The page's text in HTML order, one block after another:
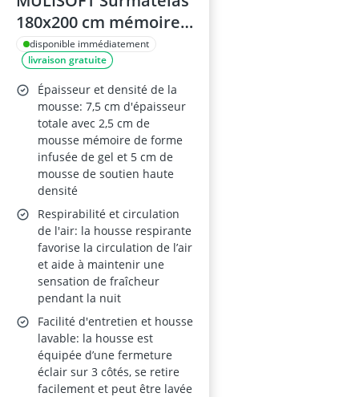
180x200 cm mémoire
de forme avec gel, 7,5
cm d’épaisseur -
lavable et respirant -
pour lit coffre, canapé-
lit et camping-car -
Oeko-Tex Standard
100
disponible immédiatement
livraison gratuite
Épaisseur et densité de la
mousse: 7,5 cm d'épaisseur
totale avec 2,5 cm de
mousse mémoire de forme
infusée de gel et 5 cm de
mousse de soutien haute
densité
Respirabilité et circulation
de l'air: la housse respirante
favorise la circulation de l’air
et aide à maintenir une
sensation de fraîcheur
pendant la nuit
Facilité d'entretien et housse
lavable: la housse est
équipée d’une fermeture
éclair sur 3 côtés, se retire
facilement et peut être lavée